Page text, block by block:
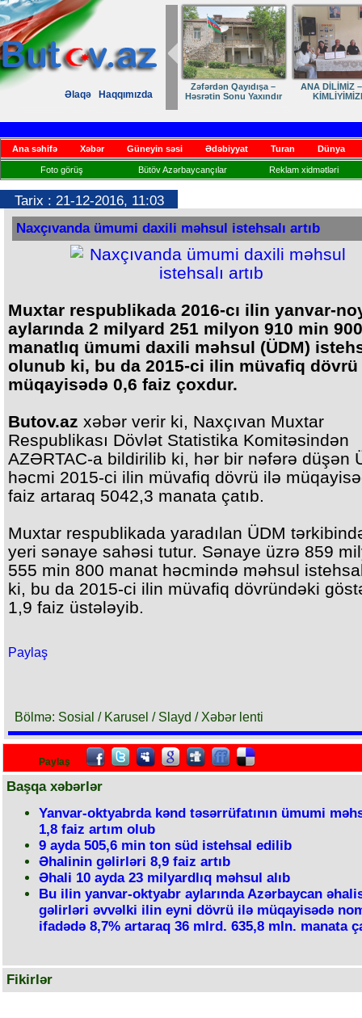
Əlaqə Haqqımızda
Zəfərdən Qayıdışa –
Həsrətin Sonu Yaxındır
ANA DİLİMİZ
Ana səhifə Xəbər Güneyin səsi Ədəbiyyat Turan Dünya
Foto görüş Bütöv Azərbaycançılar Reklam xidmətləri
Tarix : 21-12-2016, 11:03
Naxçıvanda ümumi daxili məhsul istehsalı artıb
Muxtar respublikada 2016-cı ilin yanvar-
aylarında 2 milyard 251 milyon 910 min 900
manatlıq ümumi daxili məhsul (ÜDM)
olunub ki, bu da 2015-ci ilin müvafiq dövrü
müqayisədə 0,6 faiz çoxdur.
Butov.az xəbər verir ki, Naxçıvan Muxtar
Respublikası Dövlət Statistika Komitəsindən
AZƏRTAC-a bildirilib ki, hər bir nəfərə düşən
həcmi 2015-ci ilin müvafiq dövrü ilə
faiz artaraq 5042,3 manata çatıb.
Muxtar respublikada yaradılan ÜDM
yeri sənaye sahəsi tutur. Sənaye üzrə 859
555 min 800 manat həcmində məhsul
ki, bu da 2015-ci ilin müvafiq dövründəki
1,9 faiz üstələyib.
Paylaş
Bölmə: Sosial / Karusel / Slayd / Xəbər lenti
Paylaş
Başqa xəbərlər
Yanvar-oktyabrda kənd təsərrüfatının ümumi
1,8 faiz artım olub
9 ayda 505,6 min ton süd istehsal edilib
Əhalinin gəlirləri 8,9 faiz artıb
Əhali 10 ayda 23 milyardlıq məhsul alıb
Bu ilin yanvar-oktyabr aylarında Azərbaycan
gəlirləri əvvəlki ilin eyni dövrü ilə müqayisədə
ifadədə 8,7% artaraq 36 mlrd. 635,8 mln. manata
Fikirlər